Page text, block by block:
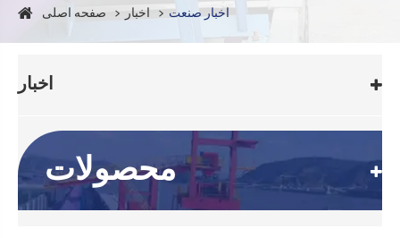
صفحه اصلی اخبار اخبار صنعت
اخبار
محصولات